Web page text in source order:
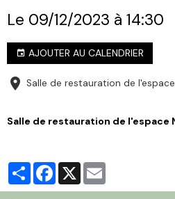
Le 09/12/2023 à 14:30
AJOUTER AU CALENDRIER
Salle de restauration de
Salle de restauration de l'espace
PartagerFacebook
X